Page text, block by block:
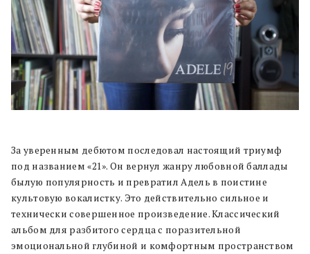
За уверенным дебютом последовал настоящий триумф
под названием «21». Он вернул жанру любовной баллады
былую популярность и превратил Адель в поистине
культовую вокалистку. Это действительно сильное и
технически совершенное произведение. Классический
альбом для разбитого сердца с поразительной
эмоциональной глубиной и комфортным пространством